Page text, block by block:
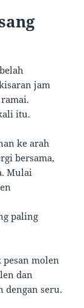
jam
itu.
ke arah
bersama,
Mulai
paling
molen
dan
dengan seru.